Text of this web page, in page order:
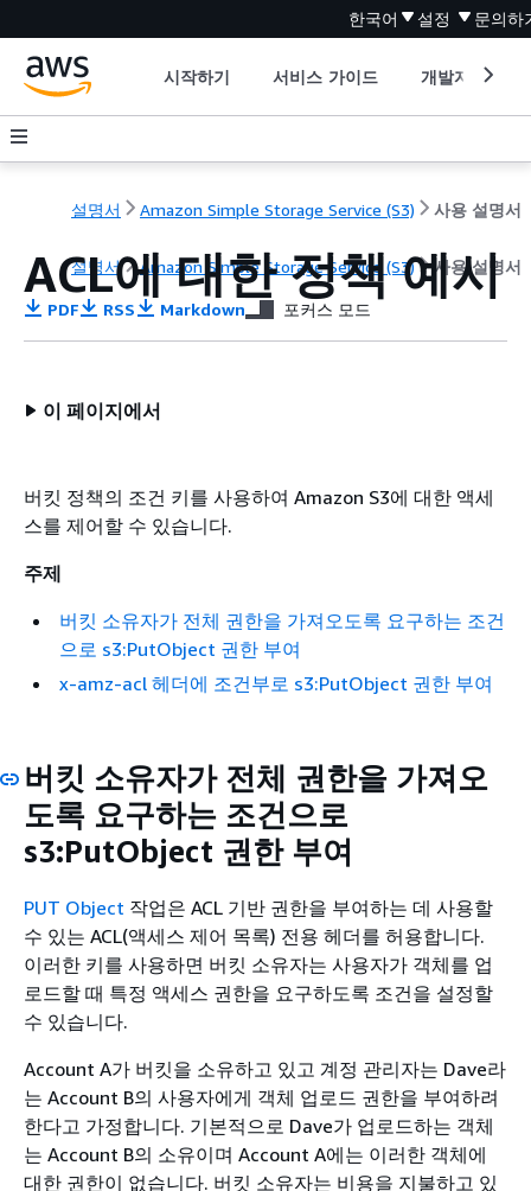
한국어 설정 문의하
시작하기 서비스 가이드 개발자 도구
설명서 Amazon Simple Storage Service (S3) 사용 설명서
설명서 Amazon Simple Storage Service (S3) 사용 설명서
ACL에 대한 정책 예시
PDF RSS Markdown 포커스 모드
이 페이지에서
버킷 정책의 조건 키를 사용하여 Amazon S3에 대한 액세
스를 제어할 수 있습니다.
주제
버킷 소유자가 전체 권한을 가져오도록 요구하는 조건
으로 s3:PutObject 권한 부여
x-amz-acl 헤더에 조건부로 s3:PutObject 권한 부여
버킷 소유자가 전체 권한을 가져오
도록 요구하는 조건으로
s3:PutObject 권한 부여
PUT Object 작업은 ACL 기반 권한을 부여하는 데 사용할
수 있는 ACL(액세스 제어 목록) 전용 헤더를 허용합니다.
이러한 키를 사용하면 버킷 소유자는 사용자가 객체를 업
로드할 때 특정 액세스 권한을 요구하도록 조건을 설정할
수 있습니다.
Account A가 버킷을 소유하고 있고 계정 관리자는 Dave라
는 Account B의 사용자에게 객체 업로드 권한을 부여하려
한다고 가정합니다. 기본적으로 Dave가 업로드하는 객체
는 Account B의 소유이며 Account A에는 이러한 객체에
대한 권한이 없습니다. 버킷 소유자는 비용을 지불하고 있